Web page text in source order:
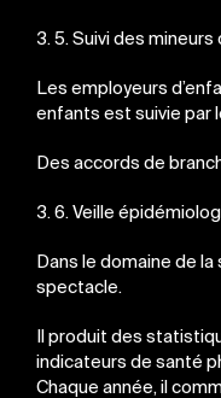
3. 5. Suivi des mineurs
Les employeurs
enfants est suivie par
Des accords de
3. 6. Veille
Dans le domaine de
spectacle.
Il produit des
indicateurs de santé
Chaque année, il